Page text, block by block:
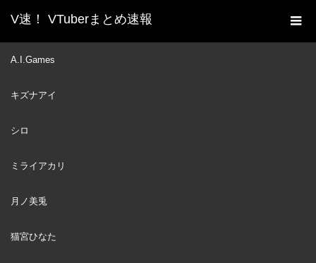
V速！ VTuberまとめ速報
A.I.Games
キズナアイ
シロ
ミライアカリ
月ノ美兎
猫宮ひなた
ホーム
新着動画一覧
VTuber
JAN